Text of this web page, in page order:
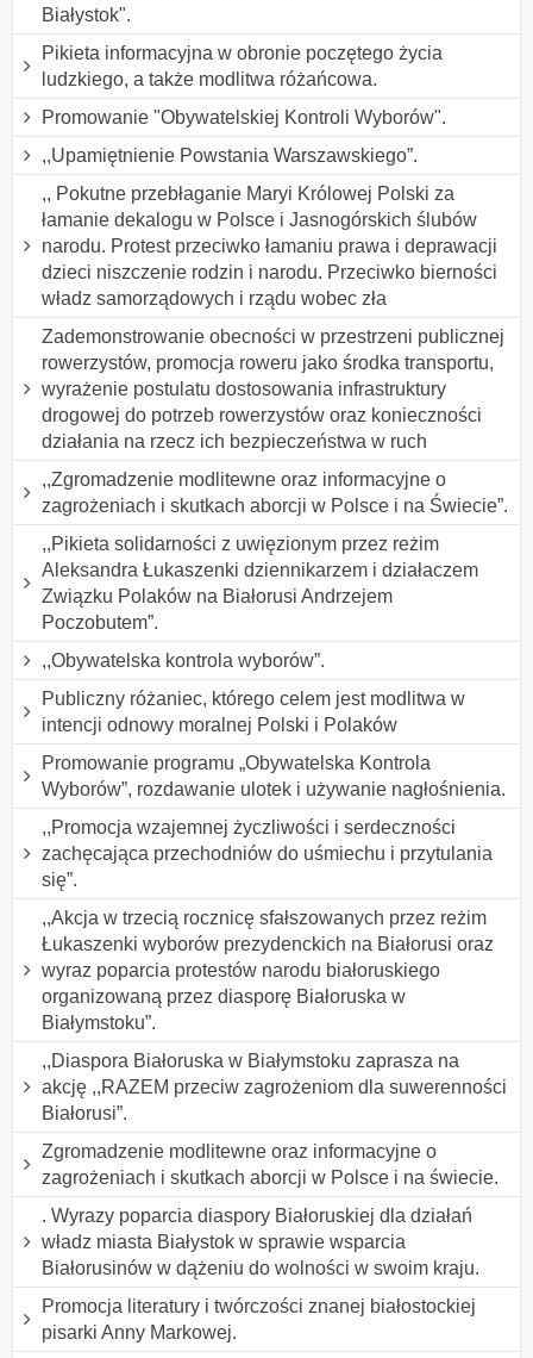
Białystok".
Pikieta informacyjna w obronie poczętego życia
ludzkiego, a także modlitwa różańcowa.
Promowanie "Obywatelskiej Kontroli Wyborów".
,,Upamiętnienie Powstania Warszawskiego”.
,, Pokutne przebłaganie Maryi Królowej Polski za
łamanie dekalogu w Polsce i Jasnogórskich ślubów
narodu. Protest przeciwko łamaniu prawa i deprawacji
dzieci niszczenie rodzin i narodu. Przeciwko bierności
władz samorządowych i rządu wobec zła
Zademonstrowanie obecności w przestrzeni publicznej
rowerzystów, promocja roweru jako środka transportu,
wyrażenie postulatu dostosowania infrastruktury
drogowej do potrzeb rowerzystów oraz konieczności
działania na rzecz ich bezpieczeństwa w ruch
,,Zgromadzenie modlitewne oraz informacyjne o
zagrożeniach i skutkach aborcji w Polsce i na Świecie”.
,,Pikieta solidarności z uwięzionym przez reżim
Aleksandra Łukaszenki dziennikarzem i działaczem
Związku Polaków na Białorusi Andrzejem
Poczobutem”.
,,Obywatelska kontrola wyborów”.
Publiczny różaniec, którego celem jest modlitwa w
intencji odnowy moralnej Polski i Polaków
Promowanie programu „Obywatelska Kontrola
Wyborów”, rozdawanie ulotek i używanie nagłośnienia.
,,Promocja wzajemnej życzliwości i serdeczności
zachęcająca przechodniów do uśmiechu i przytulania
się”.
,,Akcja w trzecią rocznicę sfałszowanych przez reżim
Łukaszenki wyborów prezydenckich na Białorusi oraz
wyraz poparcia protestów narodu białoruskiego
organizowaną przez diasporę Białoruska w
Białymstoku”.
,,Diaspora Białoruska w Białymstoku zaprasza na
akcję ,,RAZEM przeciw zagrożeniom dla suwerenności
Białorusi”.
Zgromadzenie modlitewne oraz informacyjne o
zagrożeniach i skutkach aborcji w Polsce i na świecie.
. Wyrazy poparcia diaspory Białoruskiej dla działań
władz miasta Białystok w sprawie wsparcia
Białorusinów w dążeniu do wolności w swoim kraju.
Promocja literatury i twórczości znanej białostockiej
pisarki Anny Markowej.